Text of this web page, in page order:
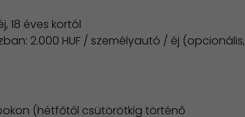
18 éves kortól
2.000 HUF / személyautó / éj (opcionális,
(hétfőtől csütörötkig történő